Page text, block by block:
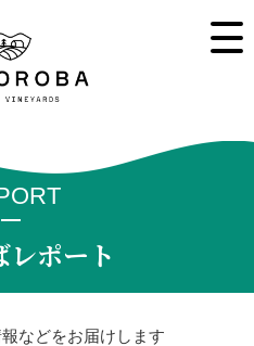
レポート
などをお届けします